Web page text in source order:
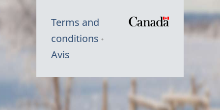
Terms and
conditions
Avis
Symbole
Canada